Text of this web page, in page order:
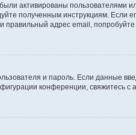
активированы пользователями
полученным инструкциям. Если
адрес email, попробуйте
и пароль. Если данные
конференции, свяжитесь с